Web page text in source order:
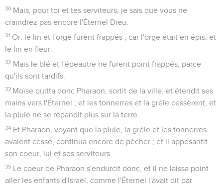
30 Mais, pour toi et tes serviteurs, je sais que vous ne
craindrez pas encore l'Éternel Dieu.
31 Or, le lin et l'orge furent frappés ; car l'orge était en épis, et
le lin en fleur.
32 Mais le blé et l'épeautre ne furent point frappés, parce
qu'ils sont tardifs.
33 Moïse quitta donc Pharaon, sortit de la ville, et étendit ses
mains vers l'Éternel ; et les tonnerres et la grêle cessèrent, et
la pluie ne se répandit plus sur la terre.
34 Et Pharaon, voyant que la pluie, la grêle et les tonnerres
avaient cessé, continua encore de pécher ; et il appesantit
son coeur, lui et ses serviteurs.
35 Le coeur de Pharaon s'endurcit donc, et il ne laissa point
aller les enfants d'Israël, comme l'Éternel l'avait dit par